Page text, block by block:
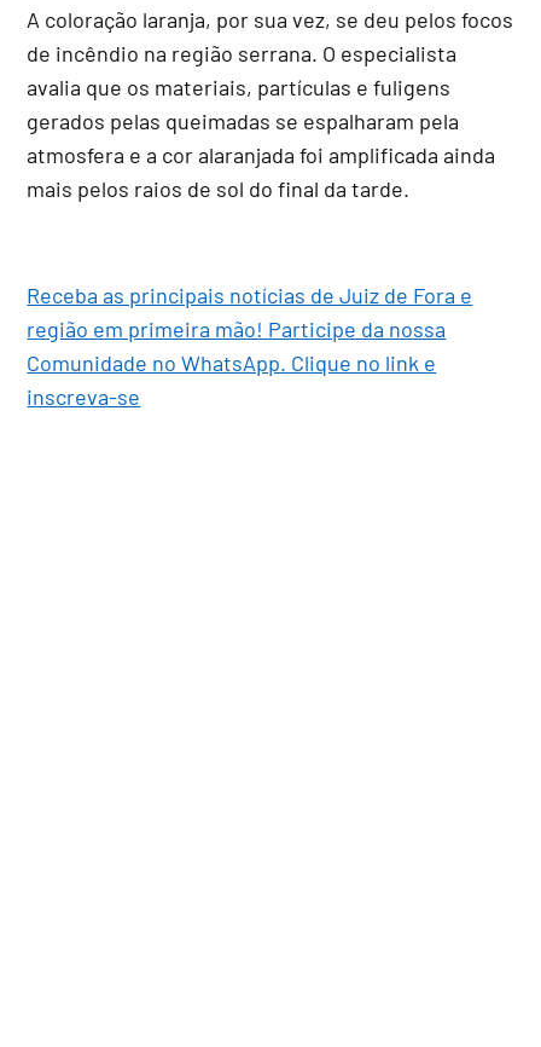
A coloração laranja, por sua vez, se deu pelos focos
de incêndio na região serrana. O especialista
avalia que os materiais, partículas e fuligens
gerados pelas queimadas se espalharam pela
atmosfera e a cor alaranjada foi amplificada ainda
mais pelos raios de sol do final da tarde.
Receba as principais notícias de Juiz de Fora e
região em primeira mão! Participe da nossa
Comunidade no WhatsApp. Clique no link e
inscreva-se